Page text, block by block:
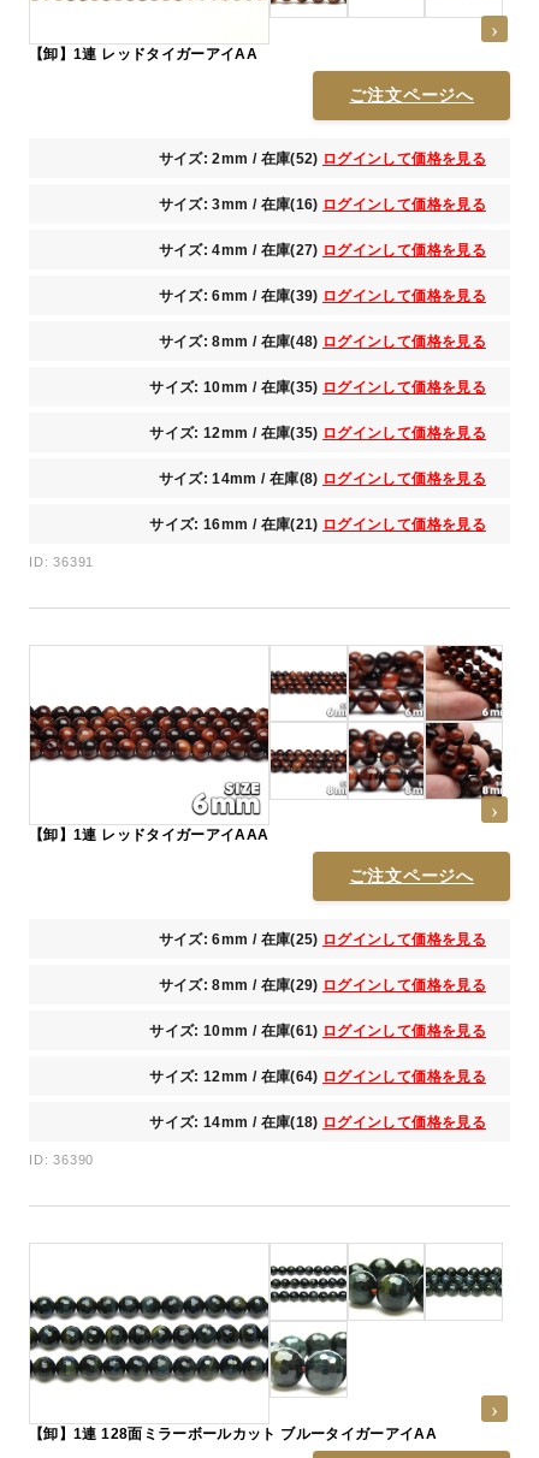
【卸】1連 レッドタイガーアイAA
ご注文ページへ
サイズ: 2mm / 在庫(52) ログインして価格を見る
サイズ: 3mm / 在庫(16) ログインして価格を見る
サイズ: 4mm / 在庫(27) ログインして価格を見る
サイズ: 6mm / 在庫(39) ログインして価格を見る
サイズ: 8mm / 在庫(48) ログインして価格を見る
サイズ: 10mm / 在庫(35) ログインして価格を見る
サイズ: 12mm / 在庫(35) ログインして価格を見る
サイズ: 14mm / 在庫(8) ログインして価格を見る
サイズ: 16mm / 在庫(21) ログインして価格を見る
ID: 36391
【卸】1連 レッドタイガーアイAAA
ご注文ページへ
サイズ: 6mm / 在庫(25) ログインして価格を見る
サイズ: 8mm / 在庫(29) ログインして価格を見る
サイズ: 10mm / 在庫(61) ログインして価格を見る
サイズ: 12mm / 在庫(64) ログインして価格を見る
サイズ: 14mm / 在庫(18) ログインして価格を見る
ID: 36390
【卸】1連 128面ミラーボールカット ブルータイガーアイAA